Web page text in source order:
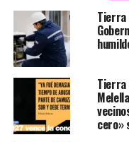
Tierra
Tierra
cero»